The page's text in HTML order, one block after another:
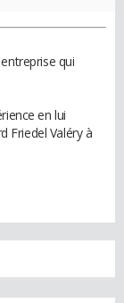
qui
en lui
Friedel Valéry à